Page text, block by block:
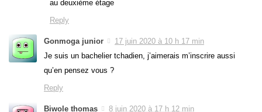
au deuxième étage
Reply
Gonmoga junior
17 juin 2020 à 10 h 17 min
Je suis un bachelier tchadien, j’aimerais m’inscrire aussi
qu’en pensez vous ?
Reply
Biwole thomas
8 juin 2020 à 17 h 12 min